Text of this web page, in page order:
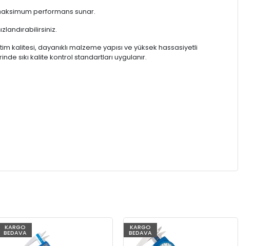
performans sunar.
kalitesi, dayanıklı malzeme yapısı ve yüksek hassasiyetli
sıkı kalite kontrol standartları uygulanır.
KARGO
BEDAVA
KARGO
BEDAVA